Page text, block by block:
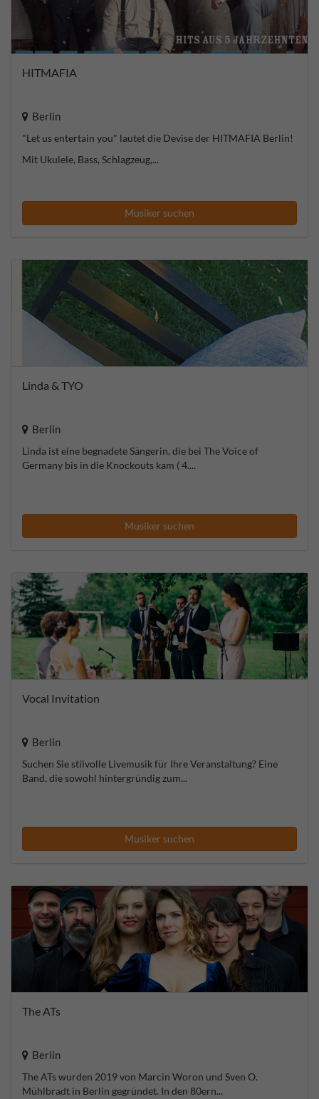
HITMAFIA
Berlin
"Let us entertain you" lautet die Devise der HITMAFIA Berlin!
Mit Ukulele, Bass, Schlagzeug,...
Musiker suchen
Linda & TYO
Berlin
Linda ist eine begnadete Sängerin, die bei The Voice of
Germany bis in die Knockouts kam ( 4....
Musiker suchen
Vocal Invitation
Berlin
Suchen Sie stilvolle Livemusik für Ihre Veranstaltung? Eine
Band, die sowohl hintergründig zum...
Musiker suchen
The ATs
Berlin
The ATs wurden 2019 von Marcin Woron und Sven O.
Mühlbradt in Berlin gegründet. In den 80ern...